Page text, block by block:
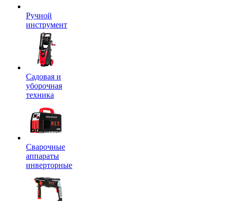
Ручной
инструмент
Садовая и
уборочная
техника
Сварочные
аппараты
инверторные